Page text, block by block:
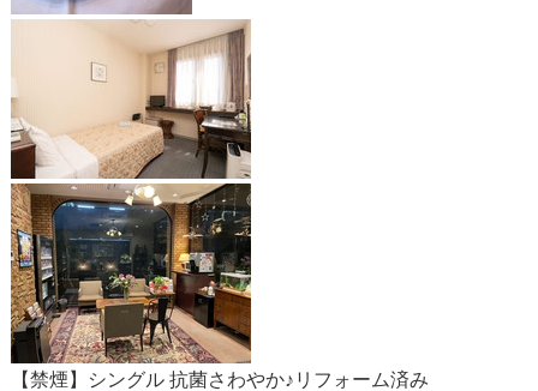
【禁煙】シングル 抗菌さわやか♪リフォーム済み